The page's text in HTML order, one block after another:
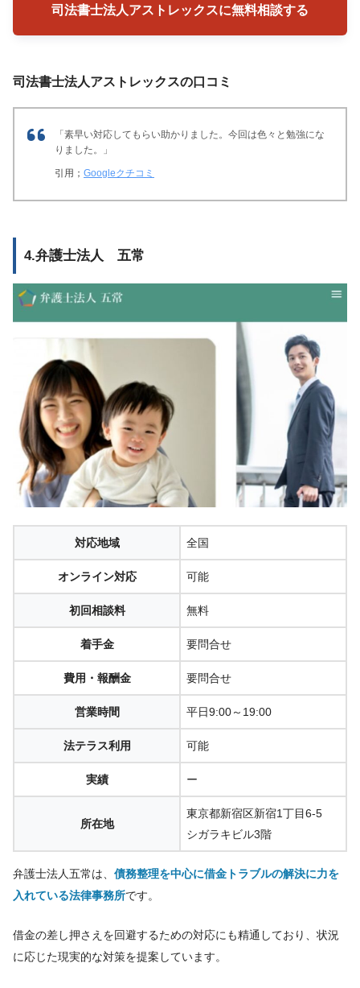
司法書士法人アストレックスに無料相談する
司法書士法人アストレックスの口コミ
「素早い対応してもらい助かりました。 今回は色々と勉強にな
りました。」
引用； Googleクチコミ
4.弁護士法人 五常
対応地域 全国
オンライン対応 可能
初回相談料 無料
着手金 要問合せ
費用・報酬金 要問合せ
営業時間 平日9:00～19:00
法テラス利用 可能
実績 ー
所在地
東京都新宿区新宿1丁目6-5
シガラキビル3階
弁護士法人五常は、 債務整理を中心に借金トラブルの解決に力を
入れている法律事務所です。
借金の差し押さえを回避するための対応にも精通しており、状況
に応じた現実的な対策を提案しています。